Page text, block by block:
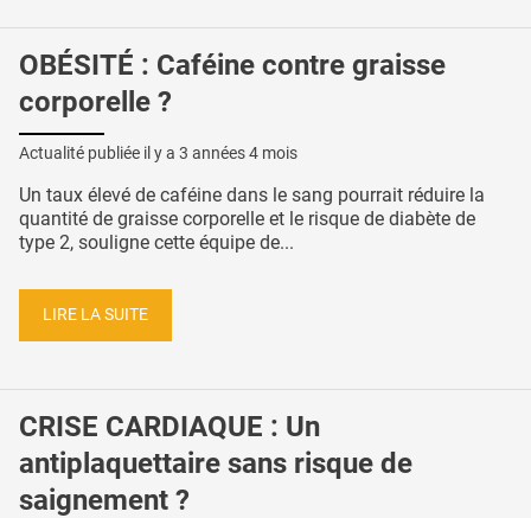
OBÉSITÉ : Caféine contre graisse
corporelle ?
Actualité publiée il y a 3 années 4 mois
Un taux élevé de caféine dans le sang pourrait réduire la
quantité de graisse corporelle et le risque de diabète de
type 2, souligne cette équipe de...
LIRE LA SUITE
CRISE CARDIAQUE : Un
antiplaquettaire sans risque de
saignement ?